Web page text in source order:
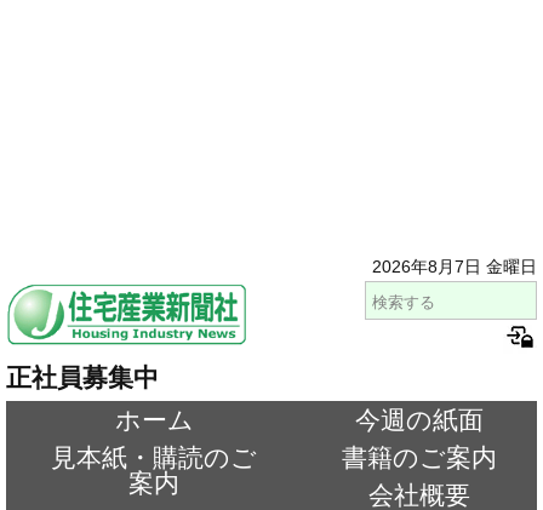
2026年8月7日 金曜日
正社員募集中
ホーム
今週の紙面
見本紙・購読のご
案内
書籍のご案内
会社概要